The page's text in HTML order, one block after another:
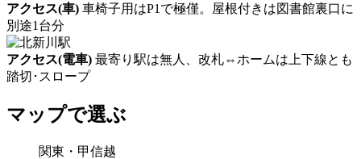
アクセス(車) 車椅子用はP1で極僅。屋根付きは図書館裏口に
別途1台分
アクセス(電車) 最寄り駅は無人、改札⇔ホームは上下線とも
踏切･スロープ
マップで選ぶ
関東・甲信越